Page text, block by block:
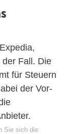
der Fall. Die
für Steuern
der Vor-
Sie sich die